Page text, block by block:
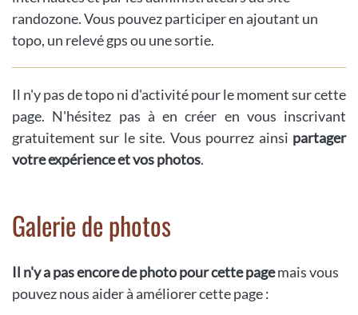
randozone. Vous pouvez participer en ajoutant un
topo, un relevé gps ou une sortie.
Il n'y pas de topo ni d'activité pour le moment sur cette
page. N'hésitez pas à en créer en vous inscrivant
gratuitement sur le site. Vous pourrez ainsi partager
votre expérience et vos photos.
Galerie de photos
Il n'y a pas encore de photo pour cette pagemais vous
pouvez nous aider à améliorer cette page :